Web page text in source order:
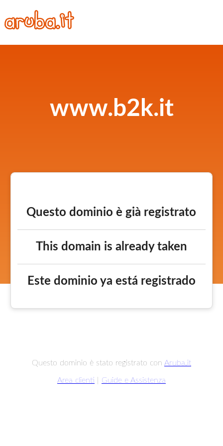
www.b2k.it
Questo dominio è già registrato
This domain is already taken
Este dominio ya está registrado
Questo dominio è stato registrato con Aruba.it
Area clienti Guide e Assistenza